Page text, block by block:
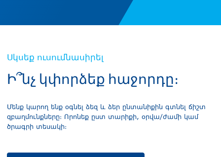
Սկսեք ուսումնասիրել
Ի՞նչ կփորձեք հաջորդը։
Մենք կարող ենք օգնել ձեզ և ձեր ընտանիքին գտնել ճիշտ
զբաղմունքները։ Որոնեք ըստ տարիքի, օրվա/ժամի կամ
ծրագրի տեսակի։